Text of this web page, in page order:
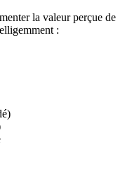
la valeur perçue de
: